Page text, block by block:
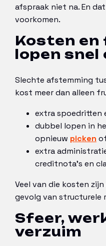
afspraak niet na. En
voorkomen.
Kosten
lopen snel
Slechte afstemming
kost meer dan alleen
extra spoedritten
dubbel lopen in
opnieuw picken
extra
creditnota’s en
Veel van die kosten
gevolg van structurele
Sfeer,
verzuim